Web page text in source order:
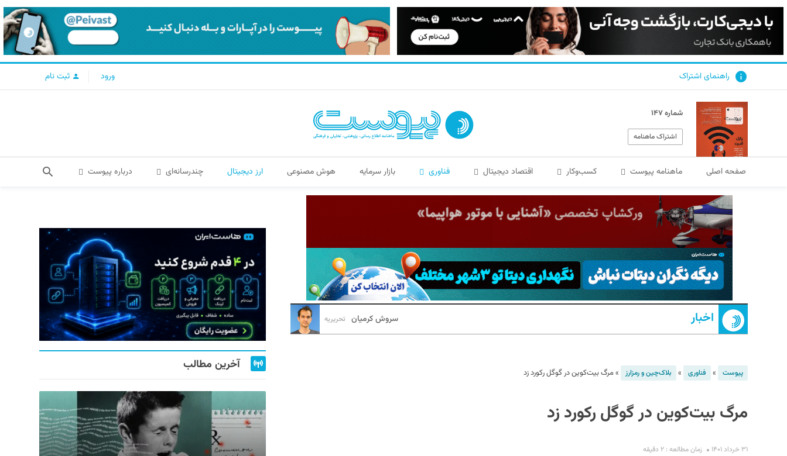
راهنمای اشتراک ورود ثبت نام
شماره ۱۴۷
اشتراک ماهنامه
صفحه اصلی ماهنامه پیوست کسب‌و‌کار اقتصاد دیجیتال فناوری بازار سرمایه هوش مصنوعی ارز دیجیتال چندرسانه‌ای درباره پیوست
اخبار سروش کرمیان تحریریه
پیوست » فناوری » بلاک‌چین و رمزارز »مرگ بیت‌کوین در گوگل رکورد زد
مرگ بیت‌کوین در گوگل رکورد زد
۳۱ خرداد ۱۴۰۱ زمان مطالعه : ۲ دقیقه
آخرین مطالب